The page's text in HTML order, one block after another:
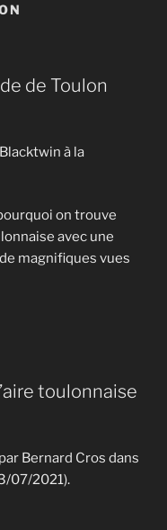
de Toulon
à la
on trouve
avec une
magnifiques vues
toulonnaise
Bernard Cros dans
07/2021).